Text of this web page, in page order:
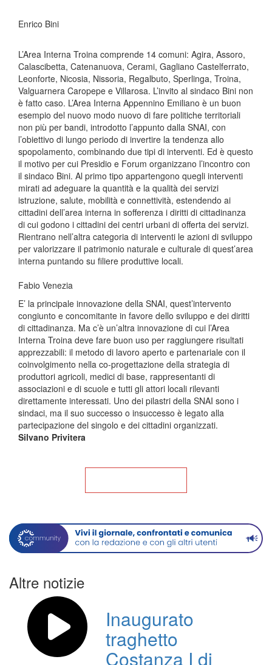
Enrico Bini
L’Area Interna Troina comprende 14 comuni: Agira, Assoro,
Calascibetta, Catenanuova, Cerami, Gagliano Castelferrato,
Leonforte, Nicosia, Nissoria, Regalbuto, Sperlinga, Troina,
Valguarnera Caropepe e Villarosa. L’invito al sindaco Bini non
è fatto caso. L’Area Interna Appennino Emiliano è un buon
esempio del nuovo modo nuovo di fare politiche territoriali
non più per bandi, introdotto l’appunto dalla SNAI, con
l’obiettivo di lungo periodo di invertire la tendenza allo
spopolamento, combinando due tipi di interventi. Ed è questo
il motivo per cui Presidio e Forum organizzano l’incontro con
il sindaco Bini. Al primo tipo appartengono quegli interventi
mirati ad adeguare la quantità e la qualità dei servizi
istruzione, salute, mobilità e connettività, estendendo ai
cittadini dell’area interna in sofferenza i diritti di cittadinanza
di cui godono i cittadini dei centri urbani di offerta dei servizi.
Rientrano nell’altra categoria di interventi le azioni di sviluppo
per valorizzare il patrimonio naturale e culturale di quest’area
interna puntando su filiere produttive locali.
Fabio Venezia
E’ la principale innovazione della SNAI, quest’intervento
congiunto e concomitante in favore dello sviluppo e dei diritti
di cittadinanza. Ma c’è un’altra innovazione di cui l’Area
Interna Troina deve fare buon uso per raggiungere risultati
apprezzabili: il metodo di lavoro aperto e partenariale con il
coinvolgimento nella co-progettazione della strategia di
produttori agricoli, medici di base, rappresentanti di
associazioni e di scuole e tutti gli attori locali rilevanti
direttamente interessati. Uno dei pilastri della SNAI sono i
sindaci, ma il suo successo o insuccesso è legato alla
partecipazione del singolo e dei cittadini organizzati.
Silvano Privitera
Altre notizie
Inaugurato
traghetto
Costanza I di